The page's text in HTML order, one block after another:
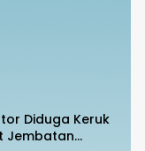
Diduga Keruk
Jembatan